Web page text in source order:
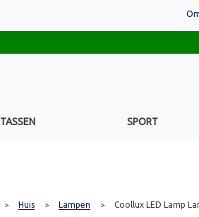
TASSEN SPORT
> Huis > Lampen > Coollux LED Lamp